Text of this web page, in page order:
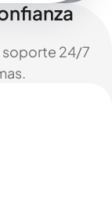
soporte 24/7